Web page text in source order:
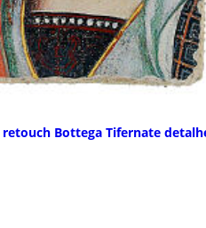
Bottega Tifernate